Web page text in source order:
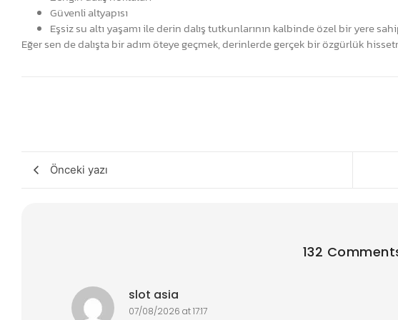
Güvenli altyapısı
Eşsiz su altı yaşamı ile derin dalış tutkunlarının kalbinde özel bir yere
Eğer sen de dalışta bir adım öteye geçmek, derinlerde gerçek bir özgürlük
Önceki yazı
132
slot asia
07/08/2026 at 17:17